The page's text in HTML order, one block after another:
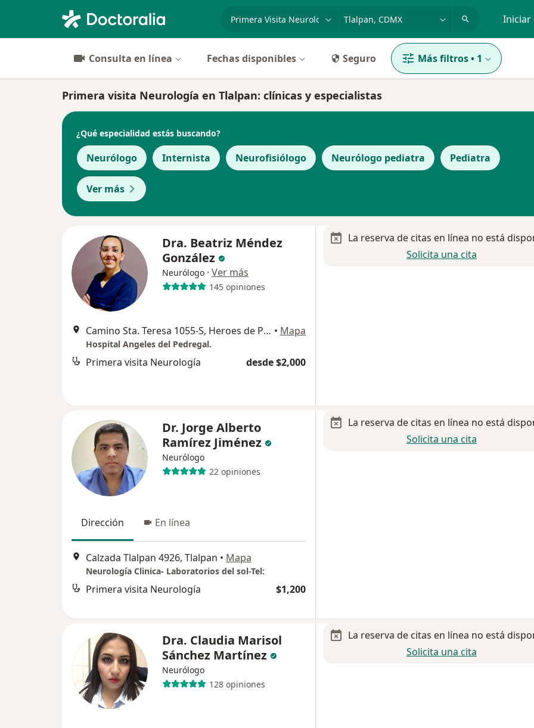
Iniciar
Consulta en línea Fechas disponibles Seguro Más filtros• 1
Primera visita Neurología en Tlalpan: clínicas y especialistas
¿Qué especialidad estás buscando?
Neurólogo Internista Neurofisiólogo Neurólogo pediatra Pediatra
Ver más
Dra. Beatriz Méndez
González
Neurólogo · Ver más
145 opiniones
Camino Sta. Teresa 1055-S, Heroes de Padierna, Héroes de Padierna, Magdalena Contreras • Mapa
Hospital Angeles del Pedregal.
Primera visita Neurología desde $2,000
La reserva de citas en línea no está
Solicita una cita
Dr. Jorge Alberto
Ramírez Jiménez
Neurólogo
22 opiniones
Dirección En línea
Calzada Tlalpan 4926, Tlalpan • Mapa
Neurología Clinica- Laboratorios del sol-Tel:
Primera visita Neurología $1,200
La reserva de citas en línea no está
Solicita una cita
Dra. Claudia Marisol
Sánchez Martínez
Neurólogo
128 opiniones
La reserva de citas en línea no está
Solicita una cita